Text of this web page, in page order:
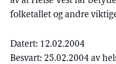
folketallet og andre
Datert: 12.02.2004
Besvart: 25.02.2004 av